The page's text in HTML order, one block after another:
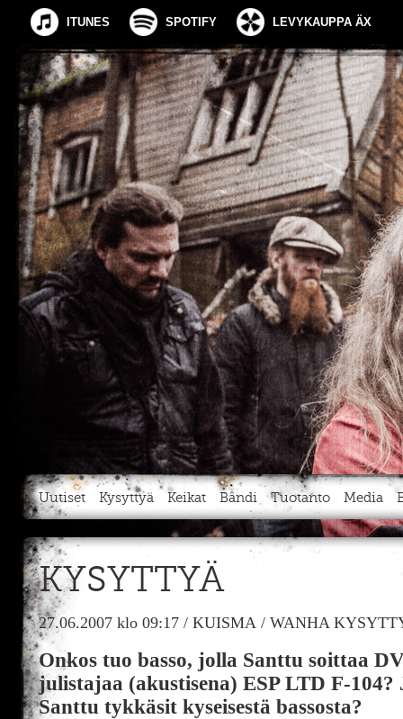
ITUNES SPOTIFY LEVYKAUPPA ÄX
Uutiset Kysyttyä Keikat Bändi Tuotanto Media
KYSYTTYÄ
27.06.2007 klo 09:17 / KUISMA / WANHA
Onkos tuo basso, jolla Santtu soittaa
julistajaa (akustisena) ESP LTD F-104?
Santtu tykkäsit kyseisestä bassosta?